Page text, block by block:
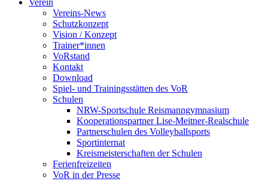
Verein
Vereins-News
Schutzkonzept
Vision / Konzept
Trainer*innen
VoRstand
Kontakt
Download
Spiel- und Trainingsstätten des VoR
Schulen
NRW-Sportschule Reismanngymnasium
Kooperationspartner Lise-Meitner-Realschule
Partnerschulen des Volleyballsports
Sportinternat
Kreismeisterschaften der Schulen
Ferienfreizeiten
VoR in der Presse